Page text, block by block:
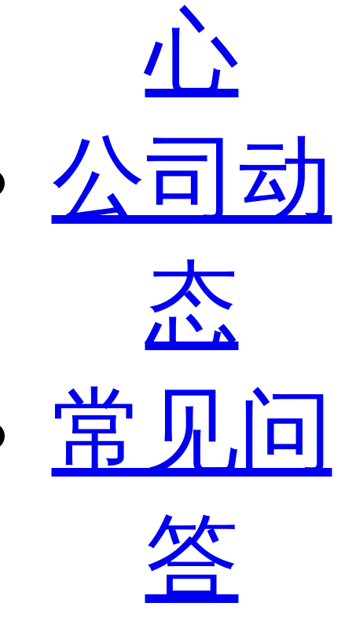
心
公司动
态
常见问
答